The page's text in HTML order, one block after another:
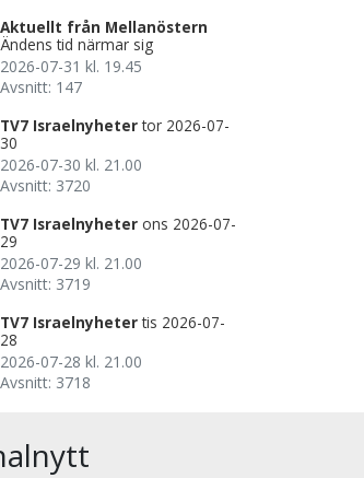
Aktuellt från Mellanöstern
Ändens tid närmar sig
2026-07-31 kl. 19.45
Avsnitt: 147
TV7 Israelnyheter tor 2026-07-
30
2026-07-30 kl. 21.00
Avsnitt: 3720
TV7 Israelnyheter ons 2026-07-
29
2026-07-29 kl. 21.00
Avsnitt: 3719
TV7 Israelnyheter tis 2026-07-
28
2026-07-28 kl. 21.00
Avsnitt: 3718